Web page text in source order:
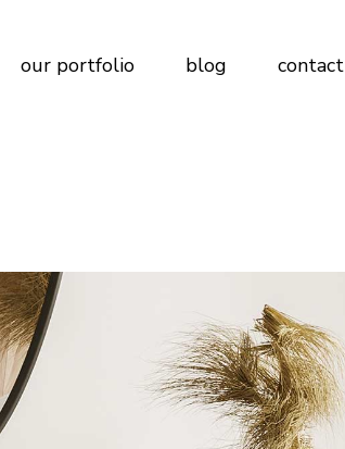
our portfolio blog contact